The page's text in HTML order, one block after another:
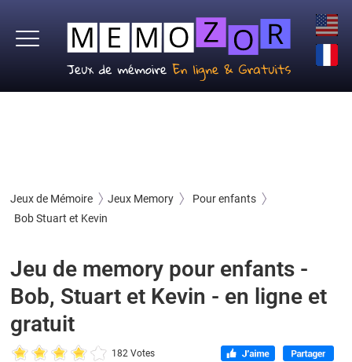
Jeux de Mémoire Jeux Memory
Pour enfants
Bob Stuart et Kevin
Jeu de memory pour enfants -
Bob, Stuart et Kevin - en ligne et
gratuit
182 Votes